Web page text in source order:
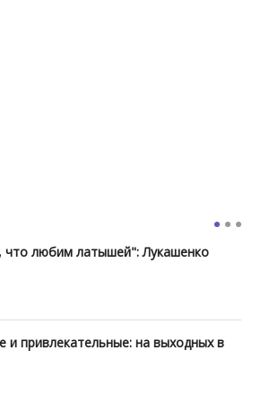
что любим латышей": Лукашенко
привлекательные: на выходных в